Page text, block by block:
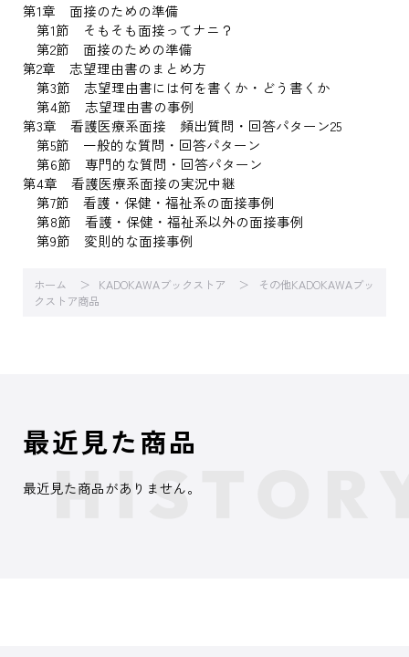
第1章 面接のための準備
第1節 そもそも面接ってナニ？
第2節 面接のための準備
第2章 志望理由書のまとめ方
第3節 志望理由書には何を書くか・どう書くか
第4節 志望理由書の事例
第3章 看護医療系面接 頻出質問・回答パターン25
第5節 一般的な質問・回答パターン
第6節 専門的な質問・回答パターン
第4章 看護医療系面接の実況中継
第7節 看護・保健・福祉系の面接事例
第8節 看護・保健・福祉系以外の面接事例
第9節 変則的な面接事例
ホーム KADOKAWAブックストア
その他KADOKAWAブッ
クストア商品
最近見た商品
最近見た商品がありません。